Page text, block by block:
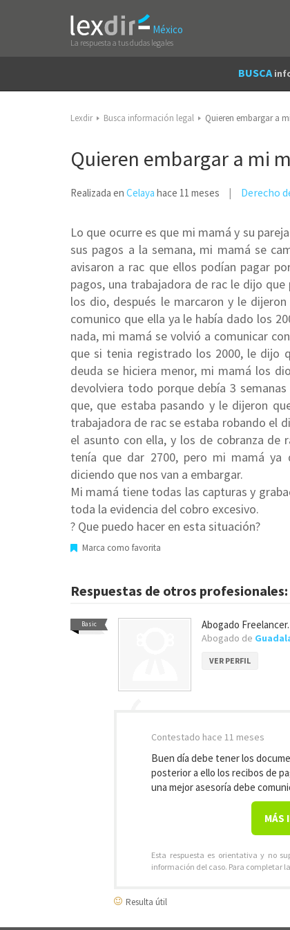
México
La respuesta a tus dudas legales
BUSCA
Lexdir Busca información legal Quieren embargar a
Quieren embargar a mi
Realizada en Celaya hace 11 meses Derecho
Lo que ocurre es que mi mamá y su
sus pagos a la semana, mi mamá se
avisaron a rac que ellos podían pagar
pagos, una trabajadora de rac le dijo
los dio, después le marcaron y le
comunico que ella ya le había dado los
nada, mi mamá se volvió a comunicar
que si tenia registrado los 2000, le dijo
deuda se hiciera menor, mi mamá los
devolviera todo porque debía 3
que, que estaba pasando y le dijeron
trabajadora de rac se estaba robando el
el asunto con ella, y los de cobranza de
tenía que dar 2700, pero mi mamá ya
diciendo que nos van a embargar.
Mi mamá tiene todas las capturas y
toda la evidencia del cobro excesivo.
? Que puedo hacer en esta situación?
Marca como favorita
Respuestas de otros profesionales:
Basic Abogado Freelancer.
Abogado de
VER PERFIL
Contestado hace 11 meses
Buen día debe tener los
posterior a ello los recibos de
una mejor asesoría debe
MÁS
Esta respuesta es orientativa y no
información del caso. Para completar
Resulta útil